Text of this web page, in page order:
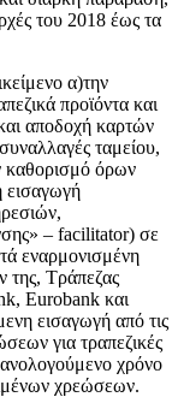
του 2018 έως τα
α)την
προϊόντα και
αποδοχή καρτών
ταμείου,
καθορισμό όρων
εισαγωγή
– facilitator) σε
εναρμονισμένη
της, Τράπεζας
Eurobank και
εισαγωγή από τις
για τραπεζικές
χρόνο
χρεώσεων.